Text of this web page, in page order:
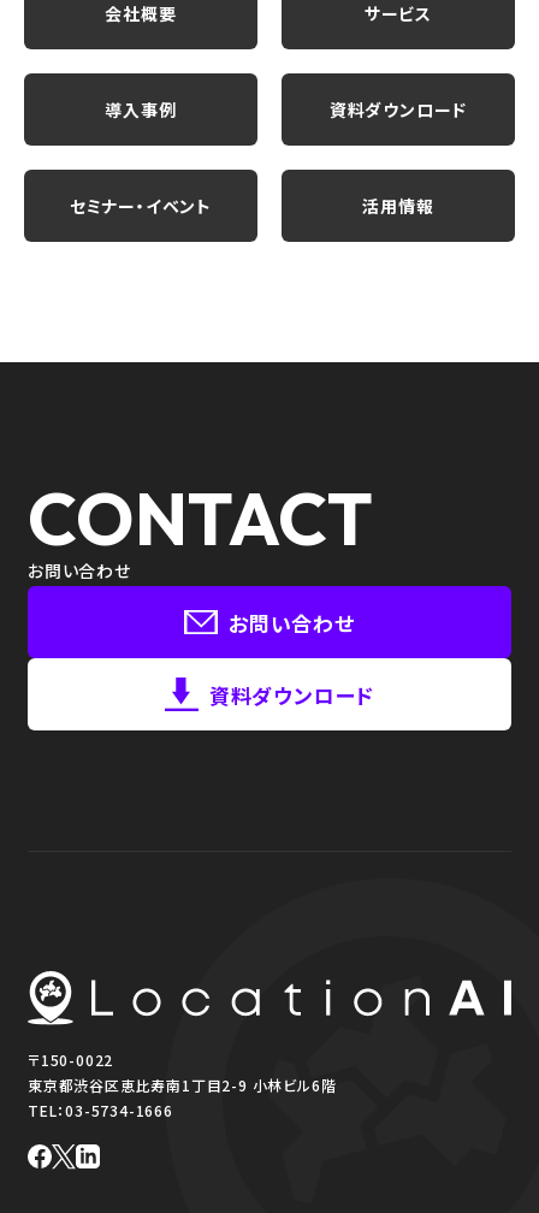
会社概要 サービス
導入事例 資料ダウンロード
セミナー・イベント 活用情報
CONTACT
お問い合わせ
お問い合わせ
資料ダウンロード
〒150-0022
東京都渋谷区恵比寿南1丁目2-9 小林ビル6階
TEL：03-5734-1666